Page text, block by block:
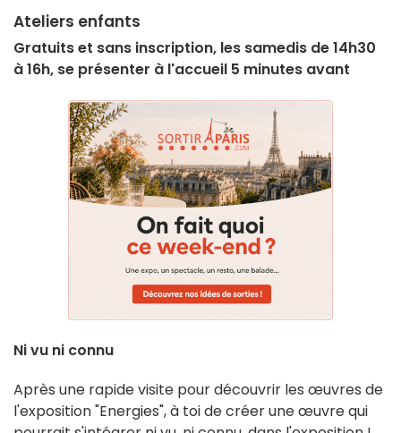
Ateliers enfants
Gratuits et sans inscription, les samedis de 14h30
à 16h, se présenter à l'accueil 5 minutes avant
Ni vu ni connu
Après une rapide visite pour découvrir les œuvres de
l'exposition "Energies", à toi de créer une œuvre qui